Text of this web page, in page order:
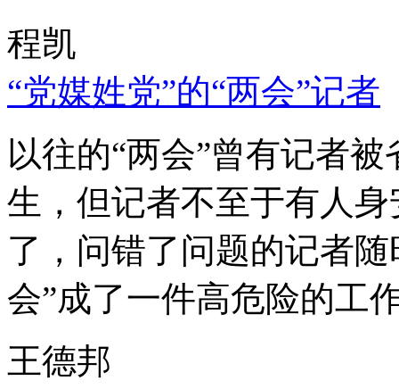
程凯
“党媒姓党”的“两会”记者
以往的“两会”曾有记者
生，但记者不至于有人
了，问错了问题的记者
会”成了一件高危险的工
王德邦